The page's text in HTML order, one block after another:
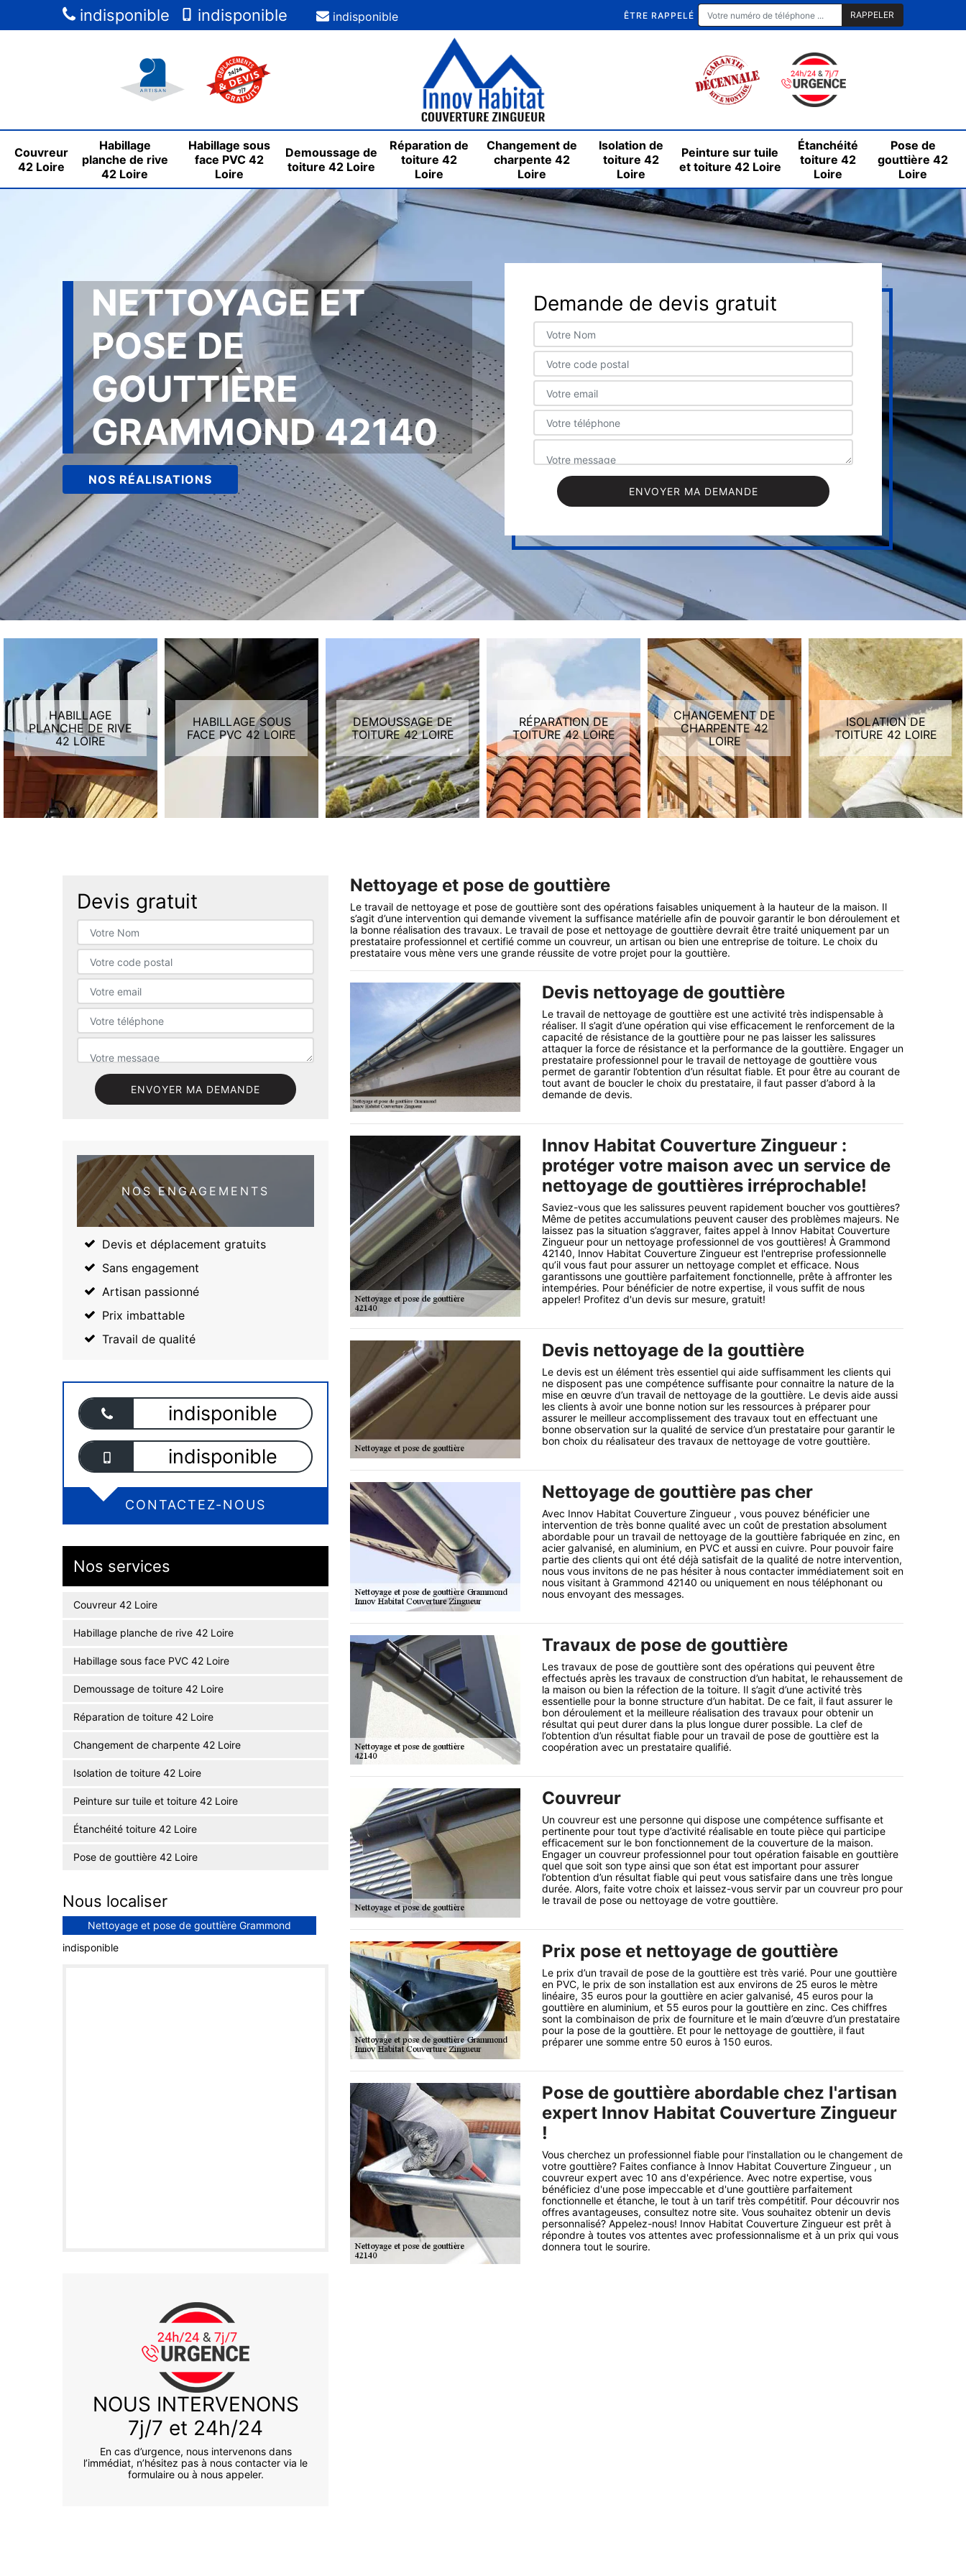
indisponible indisponible indisponible ÊTRE RAPPELÉ
Couvreur
42 Loire
Habillage
planche de rive
42 Loire
Habillage sous
face PVC 42
Loire
Demoussage de
toiture 42 Loire
Réparation de
toiture 42
Loire
Changement de
charpente 42
Loire
Isolation de
toiture 42
Loire
Peinture sur tuile
et toiture 42 Loire
Étanchéité
toiture 42
Loire
Pose de
gouttière 42
Loire
NETTOYAGE ET
POSE DE
GOUTTIÈRE
GRAMMOND 42140
NOS RÉALISATIONS
Demande de devis gratuit
HABILLAGE
PLANCHE DE RIVE
42 LOIRE
HABILLAGE SOUS
FACE PVC 42 LOIRE
DEMOUSSAGE DE
TOITURE 42 LOIRE
RÉPARATION DE
TOITURE 42 LOIRE
CHANGEMENT DE
CHARPENTE 42
LOIRE
ISOLATION DE
TOITURE 42 LOIRE
Devis gratuit
NOS ENGAGEMENTS
Devis et déplacement gratuits
Sans engagement
Artisan passionné
Prix imbattable
Travail de qualité
indisponible
indisponible
CONTACTEZ-NOUS
Nos services
Couvreur 42 Loire
Habillage planche de rive 42 Loire
Habillage sous face PVC 42 Loire
Demoussage de toiture 42 Loire
Réparation de toiture 42 Loire
Changement de charpente 42 Loire
Isolation de toiture 42 Loire
Peinture sur tuile et toiture 42 Loire
Étanchéité toiture 42 Loire
Pose de gouttière 42 Loire
Nous localiser
Nettoyage et pose de gouttière Grammond
indisponible
NOUS INTERVENONS
7j/7 et 24h/24
En cas d’urgence, nous intervenons dans
l’immédiat, n’hésitez pas à nous contacter via le
formulaire ou à nous appeler.
Nettoyage et pose de gouttière
Le travail de nettoyage et pose de gouttière sont des opérations faisables uniquement à la hauteur de la maison. Il
s’agit d’une intervention qui demande vivement la suffisance matérielle afin de pouvoir garantir le bon déroulement et
la bonne réalisation des travaux. Le travail de pose et nettoyage de gouttière devrait être traité uniquement par un
prestataire professionnel et certifié comme un couvreur, un artisan ou bien une entreprise de toiture. Le choix du
prestataire vous mène vers une grande réussite de votre projet pour la gouttière.
Devis nettoyage de gouttière
Le travail de nettoyage de gouttière est une activité très indispensable à
réaliser. Il s’agit d’une opération qui vise efficacement le renforcement de la
capacité de résistance de la gouttière pour ne pas laisser les salissures
attaquer la force de résistance et la performance de la gouttière. Engager un
prestataire professionnel pour le travail de nettoyage de gouttière vous
permet de garantir l’obtention d’un résultat fiable. Et pour être au courant de
tout avant de boucler le choix du prestataire, il faut passer d’abord à la
demande de devis.
Innov Habitat Couverture Zingueur :
protéger votre maison avec un service de
nettoyage de gouttières irréprochable!
Saviez-vous que les salissures peuvent rapidement boucher vos gouttières?
Même de petites accumulations peuvent causer des problèmes majeurs. Ne
laissez pas la situation s’aggraver, faites appel à Innov Habitat Couverture
Zingueur pour un nettoyage professionnel de vos gouttières! À Grammond
42140, Innov Habitat Couverture Zingueur est l'entreprise professionnelle
qu’il vous faut pour assurer un nettoyage complet et efficace. Nous
garantissons une gouttière parfaitement fonctionnelle, prête à affronter les
intempéries. Pour bénéficier de notre expertise, il vous suffit de nous
appeler! Profitez d'un devis sur mesure, gratuit!
Devis nettoyage de la gouttière
Le devis est un élément très essentiel qui aide suffisamment les clients qui
ne disposent pas une compétence suffisante pour connaitre la nature de la
mise en œuvre d’un travail de nettoyage de la gouttière. Le devis aide aussi
les clients à avoir une bonne notion sur les ressources à préparer pour
assurer le meilleur accomplissement des travaux tout en effectuant une
bonne observation sur la qualité de service d’un prestataire pour garantir le
bon choix du réalisateur des travaux de nettoyage de votre gouttière.
Nettoyage de gouttière pas cher
Avec Innov Habitat Couverture Zingueur , vous pouvez bénéficier une
intervention de très bonne qualité avec un coût de prestation absolument
abordable pour un travail de nettoyage de la gouttière fabriquée en zinc, en
acier galvanisé, en aluminium, en PVC et aussi en cuivre. Pour pouvoir faire
partie des clients qui ont été déjà satisfait de la qualité de notre intervention,
nous vous invitons de ne pas hésiter à nous contacter immédiatement soit en
nous visitant à Grammond 42140 ou uniquement en nous téléphonant ou
nous envoyant des messages.
Travaux de pose de gouttière
Les travaux de pose de gouttière sont des opérations qui peuvent être
effectués après les travaux de construction d’un habitat, le rehaussement de
la maison ou bien la réfection de la toiture. Il s’agit d’une activité très
essentielle pour la bonne structure d’un habitat. De ce fait, il faut assurer le
bon déroulement et la meilleure réalisation des travaux pour obtenir un
résultat qui peut durer dans la plus longue durer possible. La clef de
l’obtention d’un résultat fiable pour un travail de pose de gouttière est la
coopération avec un prestataire qualifié.
Couvreur
Un couvreur est une personne qui dispose une compétence suffisante et
pertinente pour tout type d’activité réalisable en toute pièce qui participe
efficacement sur le bon fonctionnement de la couverture de la maison.
Engager un couvreur professionnel pour tout opération faisable en gouttière
quel que soit son type ainsi que son état est important pour assurer
l’obtention d’un résultat fiable qui peut vous satisfaire dans une très longue
durée. Alors, faite votre choix et laissez-vous servir par un couvreur pro pour
le travail de pose ou nettoyage de votre gouttière.
Prix pose et nettoyage de gouttière
Le prix d’un travail de pose de la gouttière est très varié. Pour une gouttière
en PVC, le prix de son installation est aux environs de 25 euros le mètre
linéaire, 35 euros pour la gouttière en acier galvanisé, 45 euros pour la
gouttière en aluminium, et 55 euros pour la gouttière en zinc. Ces chiffres
sont la combinaison de prix de fourniture et le main d’œuvre d’un prestataire
pour la pose de la gouttière. Et pour le nettoyage de gouttière, il faut
préparer une somme entre 50 euros à 150 euros.
Pose de gouttière abordable chez l'artisan
expert Innov Habitat Couverture Zingueur
!
Vous cherchez un professionnel fiable pour l'installation ou le changement de
votre gouttière? Faites confiance à Innov Habitat Couverture Zingueur , un
couvreur expert avec 10 ans d'expérience. Avec notre expertise, vous
bénéficiez d'une pose impeccable et d'une gouttière parfaitement
fonctionnelle et étanche, le tout à un tarif très compétitif. Pour découvrir nos
offres avantageuses, consultez notre site. Vous souhaitez obtenir un devis
personnalisé? Appelez-nous! Innov Habitat Couverture Zingueur est prêt à
répondre à toutes vos attentes avec professionnalisme et à un prix qui vous
donnera tout le sourire.